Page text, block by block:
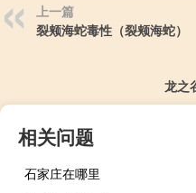
上一篇
裂颊海蛇毒性（裂颊海蛇）
龙之
相关问题
石家庄在哪里